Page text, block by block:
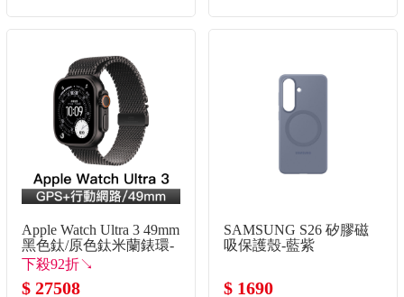
Apple Watch Ultra 3 49mm
黑色鈦/原色鈦米蘭錶環-
L
下殺92折↘
$ 27508
SAMSUNG S26 矽膠磁
吸保護殼-藍紫
$ 1690